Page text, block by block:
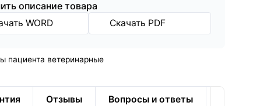
описание товара
WORD
Скачать PDF
пациента ветеринарные
Отзывы Вопросы и ответы